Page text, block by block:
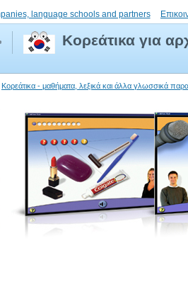
language schools and partners
Κορεάτικα για
Κορεάτικα - μαθήματα, λεξικά και άλλα γλωσσικά